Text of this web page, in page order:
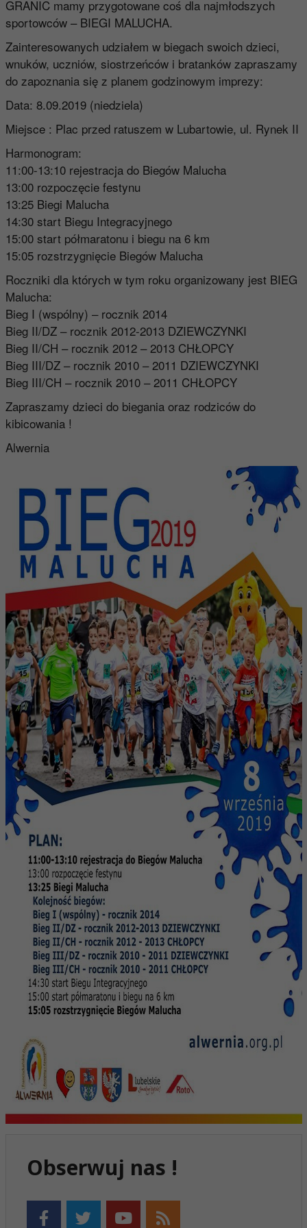
GRANIC mamy przygotowane coś dla najmłodszych
sportowców – BIEGI MALUCHA.
Zainteresowanych udziałem w biegach swoich dzieci,
wnuków, uczniów, siostrzeńców i bratanków zapraszamy
do zapoznania się z planem godzinowym imprezy:
Data: 8.09.2019 (niedziela)
Miejsce : Plac przed ratuszem w Lubartowie, ul. Rynek II
Harmonogram:
11:00-13:10 rejestracja do Biegów Malucha
13:00 rozpoczęcie festynu
13:25 Biegi Malucha
14:30 start Biegu Integracyjnego
15:00 start półmaratonu i biegu na 6 km
15:05 rozstrzygnięcie Biegów Malucha
Roczniki dla których w tym roku organizowany jest BIEG
Malucha:
Bieg I (wspólny) – rocznik 2014
Bieg II/DZ – rocznik 2012-2013 DZIEWCZYNKI
Bieg II/CH – rocznik 2012 – 2013 CHŁOPCY
Bieg III/DZ – rocznik 2010 – 2011 DZIEWCZYNKI
Bieg III/CH – rocznik 2010 – 2011 CHŁOPCY
Zapraszamy dzieci do biegania oraz rodziców do
kibicowania !
Alwernia
Obserwuj nas !